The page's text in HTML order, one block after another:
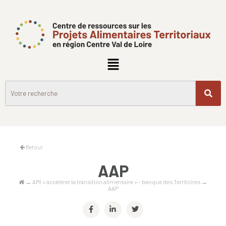
Retour
AAP
→ AMI « accélérer la transition alimentaire » – banque des Territoires →
AAP